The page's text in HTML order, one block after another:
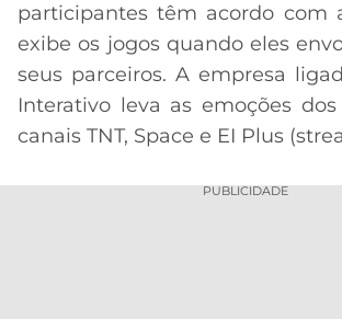
participantes têm acordo com
exibe os jogos quando eles
seus parceiros. A empresa
Interativo leva as emoções
canais TNT, Space e EI Plus
PUBLICIDADE